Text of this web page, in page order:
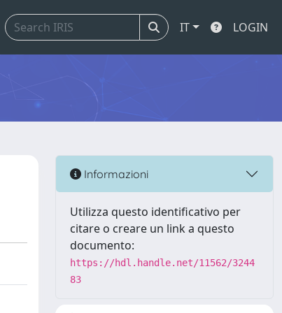
IT LOGIN
Informazioni
Utilizza questo identificativo per
citare o creare un link a questo
documento:
https://hdl.handle.net/11562/3244
83